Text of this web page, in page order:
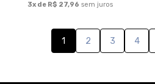
3x de R$ 27,96 sem juros
1 2 3 4